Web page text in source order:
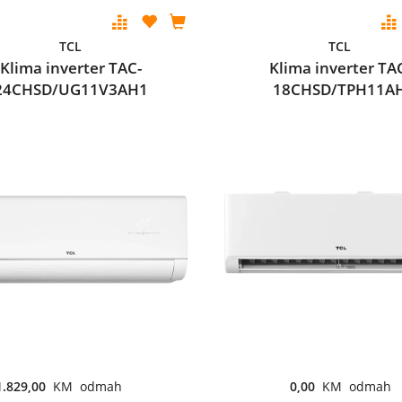
TCL
Klima inverter TAC-
UG11V3AH1
KM odmah
TCL
Klima inverter
18CHSD/
0,00 KM odmah